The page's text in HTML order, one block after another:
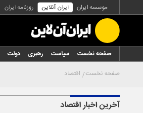
موسسه ایران ایران آنلاین روزنامه ایران
صفحه نخست سیاست رهبری دولت
صفحه نخست اقتصاد
آخرین اخبار اقتصاد